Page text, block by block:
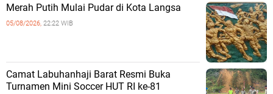
Merah Putih Mulai Pudar di Kota Langsa
05/08/2026, 22:22 WIB
Camat Labuhanhaji Barat Resmi Buka
Turnamen Mini Soccer HUT RI ke-81